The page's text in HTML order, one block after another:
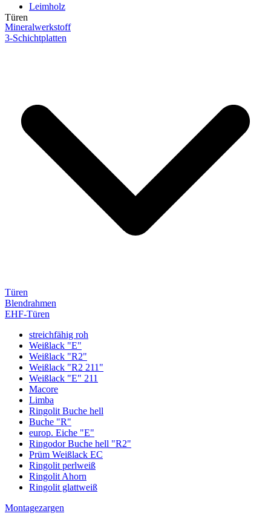
Leimholz
Mineralwerkstoff
3-Schichtplatten
Türen
Türen
Blendrahmen
EHF-Türen
streichfähig roh
Weißlack "E"
Weißlack "R2"
Weißlack "R2 211"
Weißlack "E" 211
Macore
Limba
Ringolit Buche hell
Buche "R"
europ. Eiche "E"
Ringodor Buche hell "R2"
Prüm Weißlack EC
Ringolit perlweiß
Ringolit Ahorn
Ringolit glattweiß
Montagezargen